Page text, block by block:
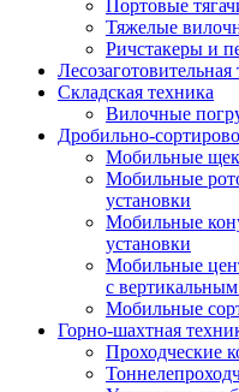
Портовые
Тяжелые
Ричстакеры и
Лесозаготовительная
Складская техника
Вилочные
Дробильно-
Мобильные
Мобильные
установки
Мобильные
установки
Мобильные
с
Мобильные
Горно-шахтная
Проходческие